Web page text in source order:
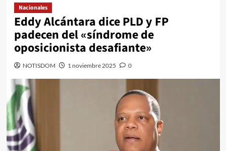
Nacionales
Eddy Alcántara dice PLD y FP
padecen del «síndrome de
oposicionista desafiante»
NOTISDOM 1 noviembre 2025 0